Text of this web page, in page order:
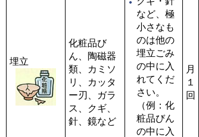
埋立
化粧品び
ん、陶磁器
類、カミソ
リ、カッタ
ー刃、ガラ
ス、クギ、
針、鏡など
など、極
小さなも
のは他の
埋立ごみ
の中に入
れてくだ
さい。
（例：化
粧品びん
の中に入
月
１
回